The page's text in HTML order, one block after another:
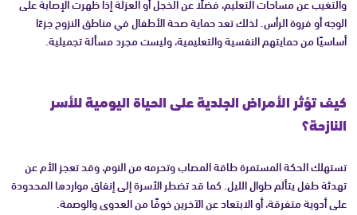
الوجه أو فروة الرأس. لذلك تعد حماية صحة الأطفال في مناطق النزوح جزءًا
أساسيًا من حمايتهم النفسية والتعليمية، وليست مجرد مسألة تجميلية.
كيف تؤثر الأمراض الجلدية على الحياة اليومية للأسر
النازحة؟
تستهلك الحكة المستمرة طاقة المصاب وتحرمه من النوم، وقد تعجز الأم عن
تهدئة طفل يتألم طوال الليل. كما قد تضطر الأسرة إلى إنفاق مواردها المحدودة
على أدوية متفرقة، أو الابتعاد عن الآخرين خوفًا من العدوى والوصمة.